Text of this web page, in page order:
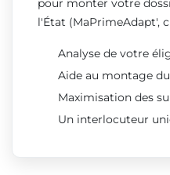
pour monter votre
l'État (MaPrimeAdapt',
Analyse de votre
Aide au montage
Maximisation des
Un interlocuteur